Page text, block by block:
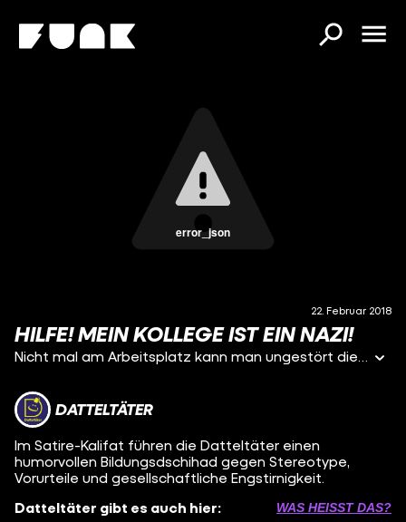
error_json
22. Februar 2018
HILFE! MEIN KOLLEGE IST EIN NAZI!
Nicht mal am Arbeitsplatz kann man ungestört die Messer wetzen und gegen Ungläubige hetzen. Immer ist ein Kollege da, der einem die Stimmung vermiest. Nazi!!!
DATTELTÄTER
Im Satire-Kalifat führen die Datteltäter einen
humorvollen Bildungsdschihad gegen Stereotype,
Vorurteile und gesellschaftliche Engstirnigkeit.
Datteltäter gibt es auch hier:
WAS HEISST DAS?